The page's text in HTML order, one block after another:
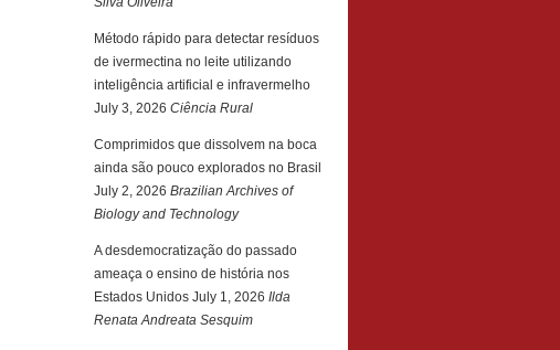
Método rápido para detectar resíduos
de ivermectina no leite utilizando
inteligência artificial e infravermelho
July 3, 2026 Ciência Rural
Comprimidos que dissolvem na boca
ainda são pouco explorados no Brasil
July 2, 2026 Brazilian Archives of
Biology and Technology
A desdemocratização do passado
ameaça o ensino de história nos
Estados Unidos July 1, 2026 Ilda
Renata Andreata Sesquim